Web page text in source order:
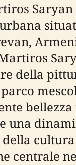
Saryan
della
una
della
centrale